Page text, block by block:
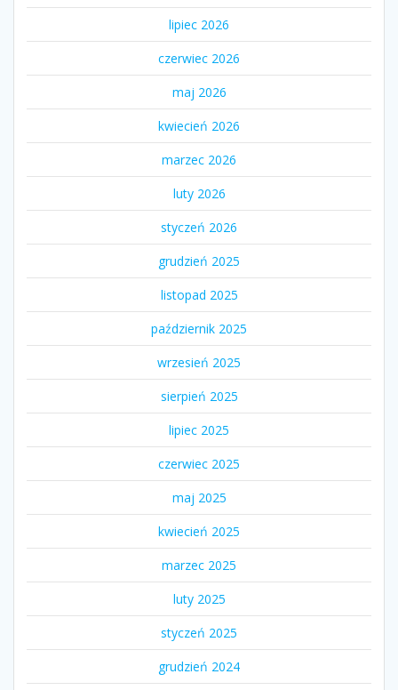
lipiec 2026
czerwiec 2026
maj 2026
kwiecień 2026
marzec 2026
luty 2026
styczeń 2026
grudzień 2025
listopad 2025
październik 2025
wrzesień 2025
sierpień 2025
lipiec 2025
czerwiec 2025
maj 2025
kwiecień 2025
marzec 2025
luty 2025
styczeń 2025
grudzień 2024